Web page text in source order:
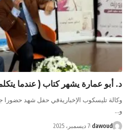
يشهر كتاب ( عندما يتكلم الجمال )
الإخباريةفي حفل شهد حضورا جماهيريا
7 ديسمبر، 2025